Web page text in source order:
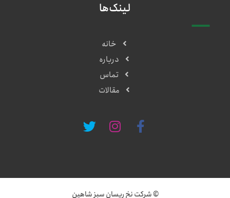
لینک‌ها
خانه
درباره
تماس
مقالات
© شرکت نخ ریسان سبز شاهین